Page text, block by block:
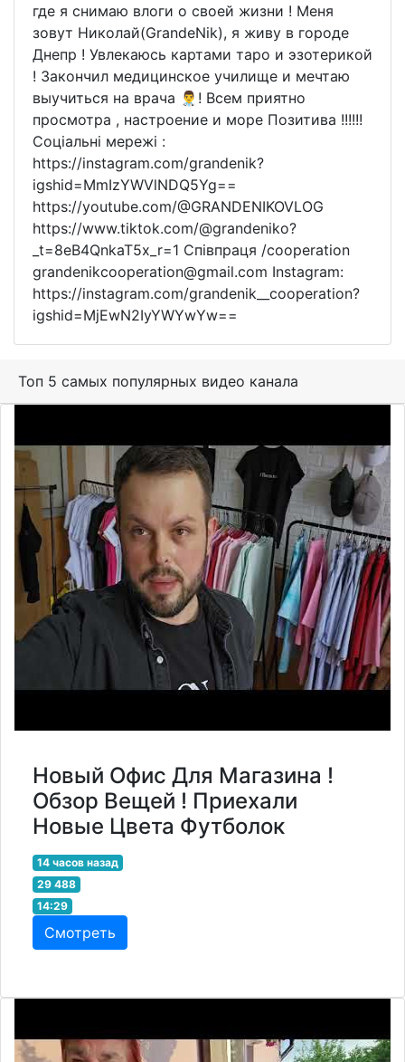
где я снимаю влоги о своей жизни ! Меня
зовут Николай(GrandeNik), я живу в городе
Днепр ! Увлекаюсь картами таро и эзотерикой
! Закончил медицинское училище и мечтаю
выучиться на врача 👨‍⚕️! Всем приятно
просмотра , настроение и море Позитива !!!!!!
Соціальні мережі :
https://instagram.com/grandenik?
igshid=MmIzYWVlNDQ5Yg==
https://youtube.com/@GRANDENIKOVLOG
https://www.tiktok.com/@grandeniko?
_t=8eB4QnkaT5x_r=1 Співпраця /cooperation
grandenikcooperation@gmail.com Instagram:
https://instagram.com/grandenik__cooperation?
igshid=MjEwN2IyYWYwYw==
Топ 5 самых популярных видео канала
Новый Офис Для Магазина !
Обзор Вещей ! Приехали
Новые Цвета Футболок
14 часов назад
29 488
14:29
Смотреть